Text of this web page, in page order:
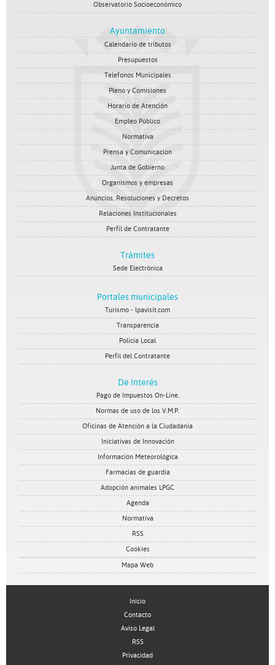
Observatorio Socioeconómico
Ayuntamiento
Calendario de tributos
Presupuestos
Telefonos Municipales
Pleno y Comisiones
Horario de Atención
Empleo Público
Normativa
Prensa y Comunicacion
Junta de Gobierno
Organismos y empresas
Anuncios, Resoluciones y Decretos
Relaciones Institucionales
Perfil de Contratante
Trámites
Sede Electrónica
Portales municipales
Turismo - lpavisit.com
Transparencia
Policía Local
Perfil del Contratante
De Interés
Pago de Impuestos On-Line.
Normas de uso de los V.M.P.
Oficinas de Atención a la Ciudadanía
Iniciativas de Innovación
Información Meteorológica
Farmacias de guardia
Adopción animales LPGC
Agenda
Normativa
RSS
Cookies
Mapa Web
Inicio
Contacto
Aviso Legal
RSS
Privacidad